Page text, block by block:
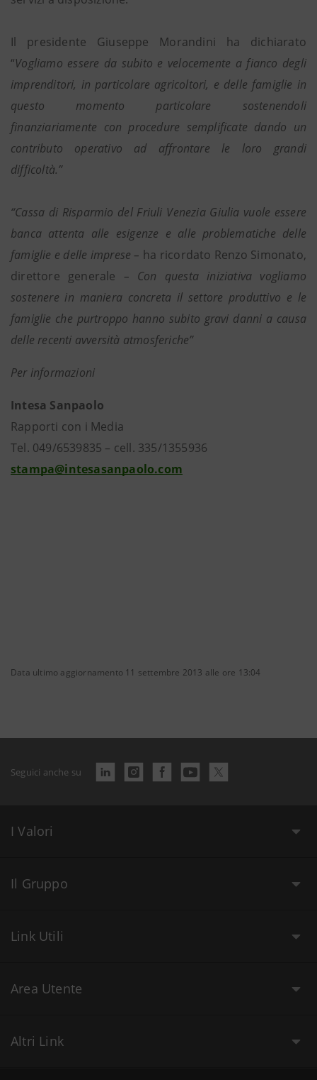
Il presidente Giuseppe Morandini ha dichiarato
“Vogliamo essere da subito e velocemente a fianco degli
imprenditori, in particolare agricoltori, e delle famiglie in
questo momento particolare sostenendoli
finanziariamente con procedure semplificate dando un
contributo operativo ad affrontare le loro grandi
difficoltà.”
“Cassa di Risparmio del Friuli Venezia Giulia vuole essere
banca attenta alle esigenze e alle problematiche delle
famiglie e delle imprese – ha ricordato Renzo Simonato,
direttore generale – Con questa iniziativa vogliamo
sostenere in maniera concreta il settore produttivo e le
famiglie che purtroppo hanno subito gravi danni a causa
delle recenti avversità atmosferiche”
Per informazioni
Intesa Sanpaolo
Rapporti con i Media
Tel. 049/6539835 – cell. 335/1355936
stampa@intesasanpaolo.com
Data ultimo aggiornamento 11 settembre 2013 alle ore 13:04
Seguici anche su
I Valori
Il Gruppo
Link Utili
Area Utente
Altri Link